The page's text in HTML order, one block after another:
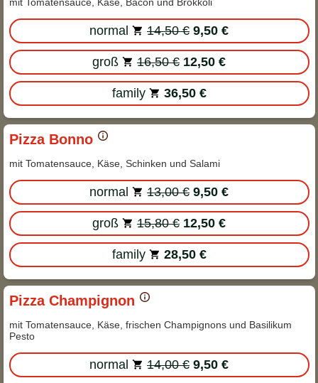
mit Tomatensauce, Käse, Bacon und Brokkoli
normal 14,50 € 9,50 €
groß 16,50 € 12,50 €
family 36,50 €
Pizza Bonno
mit Tomatensauce, Käse, Schinken und Salami
normal 13,00 € 9,50 €
groß 15,80 € 12,50 €
family 28,50 €
Pizza Champignon
mit Tomatensauce, Käse, frischen Champignons und Basilikum
Pesto
normal 14,00 € 9,50 €